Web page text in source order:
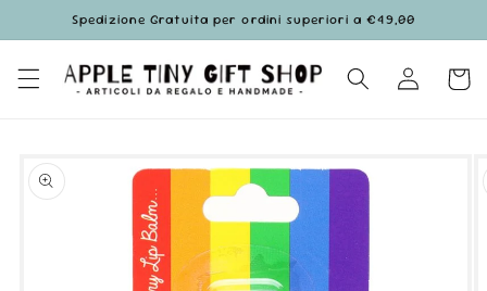
direttamente
ai contenuti
Spedizione Gratuita per ordini superiori a €49,00
Accedi
informazioni
sul prodotto